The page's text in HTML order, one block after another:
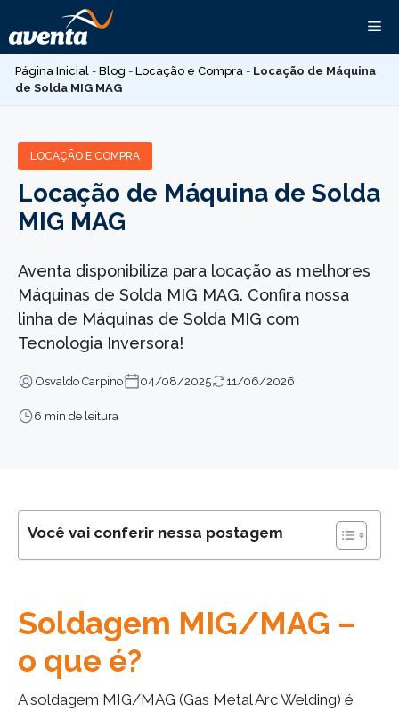
para
o
conteúdo
Página Inicial - Blog - Locação e Compra - Locação de Máquina
de Solda MIG MAG
LOCAÇÃO E COMPRA
Locação de Máquina de Solda
MIG MAG
Aventa disponibiliza para locação as melhores
Máquinas de Solda MIG MAG. Confira nossa
linha de Máquinas de Solda MIG com
Tecnologia Inversora!
Osvaldo Carpino 04/08/2025 11/06/2026
6 min de leitura
Você vai conferir nessa postagem
Soldagem MIG/MAG –
o que é?
A soldagem MIG/MAG (Gas Metal Arc Welding) é